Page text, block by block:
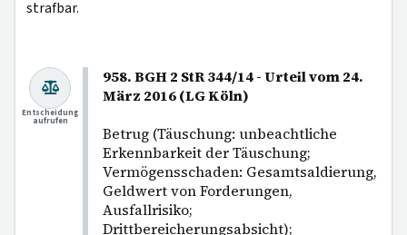
strafbar.
958. BGH 2 StR 344/14 - Urteil vom 24.
März 2016 (LG Köln)
Betrug (Täuschung: unbeachtliche
Erkennbarkeit der Täuschung;
Vermögensschaden: Gesamtsaldierung,
Geldwert von Forderungen,
Ausfallrisiko;
Drittbereicherungsabsicht);
Entscheidung
aufrufen